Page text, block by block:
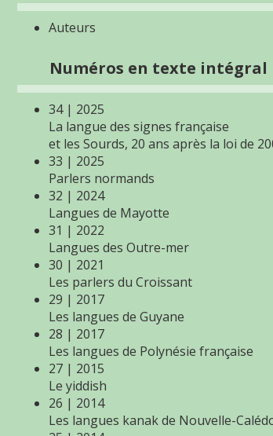
Auteurs
Numéros en texte intégral
34 | 2025
La langue des signes française
et les Sourds, 20 ans après la loi de
33 | 2025
Parlers normands
32 | 2024
Langues de Mayotte
31 | 2022
Langues des Outre-mer
30 | 2021
Les parlers du Croissant
29 | 2017
Les langues de Guyane
28 | 2017
Les langues de Polynésie française
27 | 2015
Le yiddish
26 | 2014
Les langues kanak de Nouvelle-